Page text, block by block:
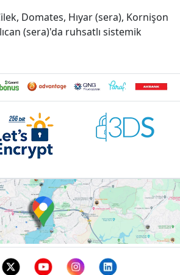
Domates, Hıyar (sera), Kornişon
(sera)'da ruhsatlı sistemik